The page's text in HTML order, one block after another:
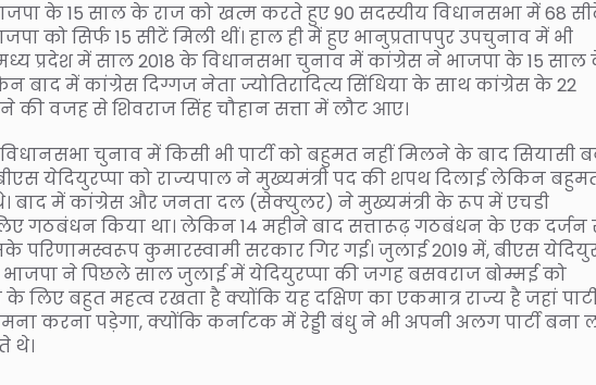
के 15 साल के राज को खत्म करते हुए 90 सदस्यीय विधानसभा में 68
को सिर्फ 15 सीटें मिली थीं। हाल ही में हुए भानुप्रतापपुर उपचुनाव में भी
प्रदेश में साल 2018 के विधानसभा चुनाव में कांग्रेस ने भाजपा के 15
बाद में कांग्रेस दिग्गज नेता ज्योतिरादित्य सिंधिया के साथ कांग्रेस के 22
की वजह से शिवराज सिंह चौहान सत्ता में लौट आए।
चुनाव में किसी भी पार्टी को बहुमत नहीं मिलने के बाद सियासी
येदियुरप्पा को राज्यपाल ने मुख्यमंत्री पद की शपथ दिलाई लेकिन
बाद में कांग्रेस और जनता दल (सेक्युलर) ने मुख्यमंत्री के रूप में एचडी
गठबंधन किया था। लेकिन 14 महीने बाद सत्तारूढ़ गठबंधन के एक दर्जन
परिणामस्वरूप कुमारस्वामी सरकार गिर गई। जुलाई 2019 में, बीएस
ने पिछले साल जुलाई में येदियुरप्पा की जगह बसवराज बोम्मई को
लिए बहुत महत्व रखता है क्योंकि यह दक्षिण का एकमात्र राज्य है जहां
करना पड़ेगा, क्योंकि कर्नाटक में रेड्डी बंधु ने भी अपनी अलग पार्टी बना
थे।